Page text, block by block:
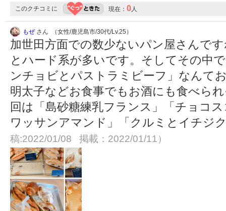
このクチコミに 現在： 0人
もぜさん （女性/鹿児島市/30代/Lv.25）
加世田方面での数少ないパン屋さんで
とハード系が多いです。そしてその中
ンチョビとパストラミビーフ」なんて
明太子などお食事でもお酒にも食べら
回は「島砂糖練乳フランス」「チョコ
ワッサンアマンド」「クルミとイチジ
稿:2022/01/08 掲載：2022/01/11）